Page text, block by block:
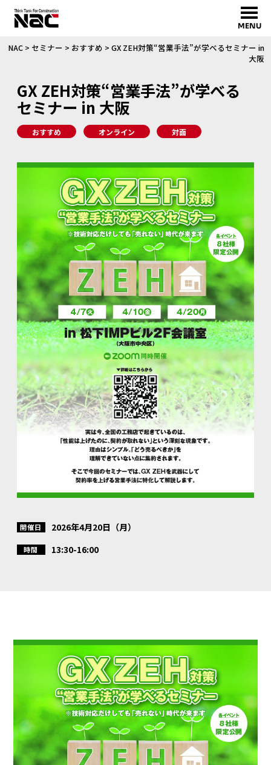
MENU
NAC> セミナー > おすすめ > GX ZEH対策“営業手法”が学べるセミナー in
大阪
GX ZEH対策“営業手法”が学べる
セミナー in 大阪
おすすめ オンライン 対面
開催日 2026年4月20日（月）
時間 13:30-16:00